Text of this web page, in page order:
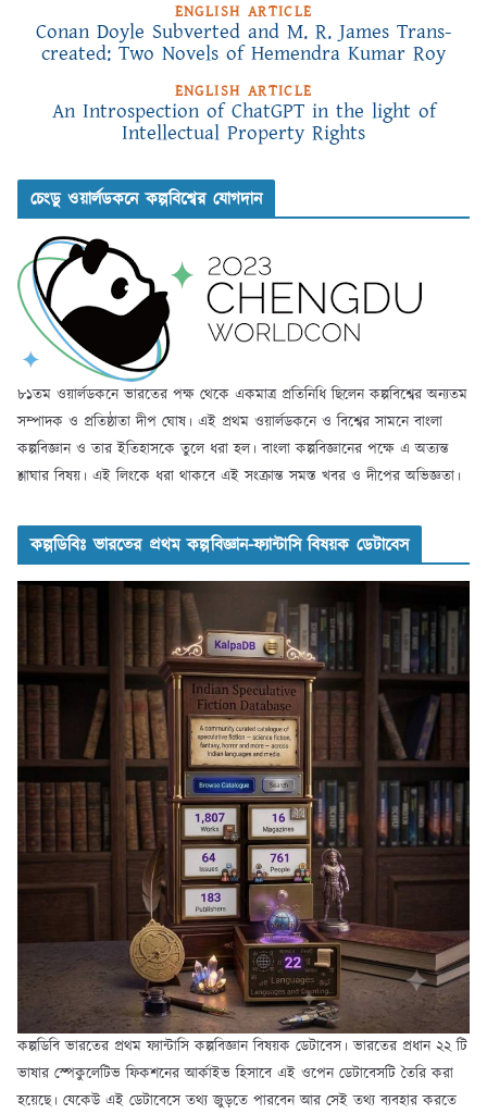
ENGLISH ARTICLE
Conan Doyle Subverted and M. R. James Trans-
created: Two Novels of Hemendra Kumar Roy
ENGLISH ARTICLE
An Introspection of ChatGPT in the light of
Intellectual Property Rights
চেংডু ওয়ার্লডকনে কল্পবিশ্বের যোগদান
৮১তম ওয়ার্লডকনে ভারতের পক্ষ থেকে একমাত্র প্রতিনিধি ছিলেন কল্পবিশ্বের অন্যতম
সম্পাদক ও প্রতিষ্ঠাতা দীপ ঘোষ। এই প্রথম ওয়ার্লডকনে ও বিশ্বের সামনে বাংলা
কল্পবিজ্ঞান ও তার ইতিহাসকে তুলে ধরা হল। বাংলা কল্পবিজ্ঞানের পক্ষে এ অত্যন্ত
শ্লাঘার বিষয়। এই লিংকে ধরা থাকবে এই সংক্রান্ত সমস্ত খবর ও দীপের অভিজ্ঞতা।
কল্পডিবিঃ ভারতের প্রথম কল্পবিজ্ঞান-ফ্যান্টাসি বিষয়ক ডেটাবেস
কল্পডিবি ভারতের প্রথম ফ্যান্টাসি কল্পবিজ্ঞান বিষয়ক ডেটাবেস। ভারতের প্রধান ২২ টি
ভাষার স্পেকুলেটিভ ফিকশনের আর্কাইভ হিসাবে এই ওপেন ডেটাবেসটি তৈরি করা
হয়েছে। যেকেউ এই ডেটাবেসে তথ্য জুড়তে পারবেন আর সেই তথ্য ব্যবহার করতে